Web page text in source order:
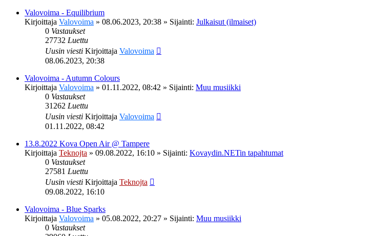
Valovoima - Equilibrium
Kirjoittaja Valovoima » 08.06.2023, 20:38 » Sijainti: Julkaisut (ilmaiset)
0 Vastaukset
27732 Luettu
Uusin viesti Kirjoittaja Valovoima
08.06.2023, 20:38
Valovoima - Autumn Colours
Kirjoittaja Valovoima » 01.11.2022, 08:42 » Sijainti: Muu musiikki
0 Vastaukset
31262 Luettu
Uusin viesti Kirjoittaja Valovoima
01.11.2022, 08:42
13.8.2022 Kova Open Air @ Tampere
Kirjoittaja Teknojta » 09.08.2022, 16:10 » Sijainti: Kovaydin.NETin tapahtumat
0 Vastaukset
27581 Luettu
Uusin viesti Kirjoittaja Teknojta
09.08.2022, 16:10
Valovoima - Blue Sparks
Kirjoittaja Valovoima » 05.08.2022, 20:27 » Sijainti: Muu musiikki
0 Vastaukset